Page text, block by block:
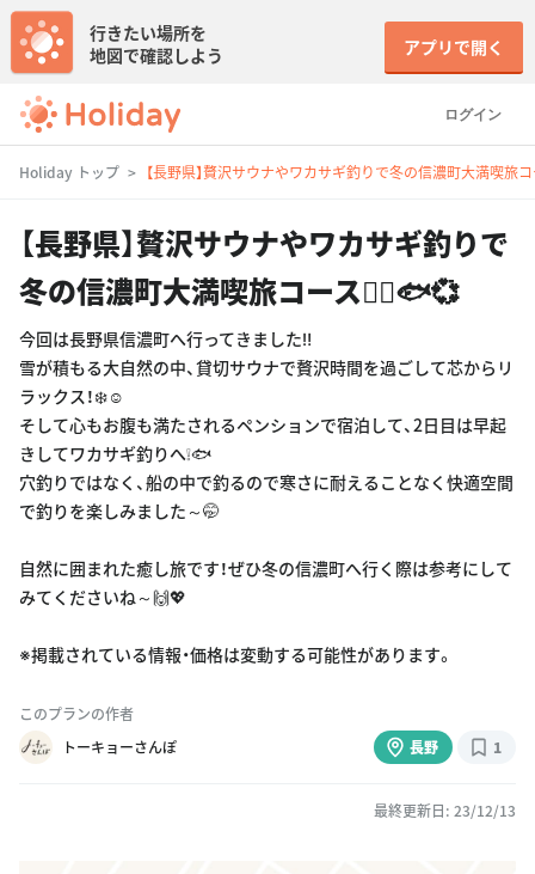
ログイン
行きたい場所を
地図で確認しよう
アプリで開く
Holiday トップ 【長野県】贅沢サウナやワカサギ釣りで冬の信濃町大満喫旅
【長野県】贅沢サウナやワカサギ釣りで
冬の信濃町大満喫旅コース🧖‍♀️🐟💞
今回は長野県信濃町へ行ってきました‼️
雪が積もる大自然の中、貸切サウナで贅沢時間を過ごして芯からリ
ラックス！❄️☺️
そして心もお腹も満たされるペンションで宿泊して、2日目は早起
きしてワカサギ釣りへ❕🐟
穴釣りではなく、船の中で釣るので寒さに耐えることなく快適空間
で釣りを楽しみました～🤭
自然に囲まれた癒し旅です！ぜひ冬の信濃町へ行く際は参考にして
みてくださいね～🙌💖
※掲載されている情報・価格は変動する可能性があります。
このプランの作者
トーキョーさんぽ
長野 1
最終更新日: 23/12/13